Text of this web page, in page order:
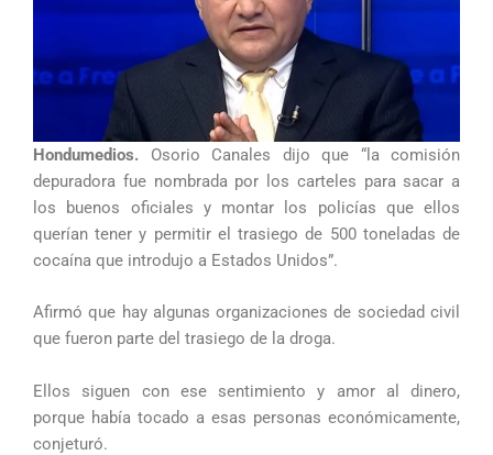
Hondumedios. Osorio Canales dijo que “la comisión
depuradora fue nombrada por los carteles para sacar a
los buenos oficiales y montar los policías que ellos
querían tener y permitir el trasiego de 500 toneladas de
cocaína que introdujo a Estados Unidos”.
Afirmó que hay algunas organizaciones de sociedad civil
que fueron parte del trasiego de la droga.
Ellos siguen con ese sentimiento y amor al dinero,
porque había tocado a esas personas económicamente,
conjeturó.